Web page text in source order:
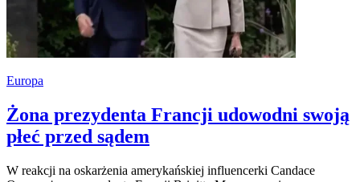
Europa
Żona prezydenta Francji udowodni swoją
płeć przed sądem
W reakcji na oskarżenia amerykańskiej influencerki Candace